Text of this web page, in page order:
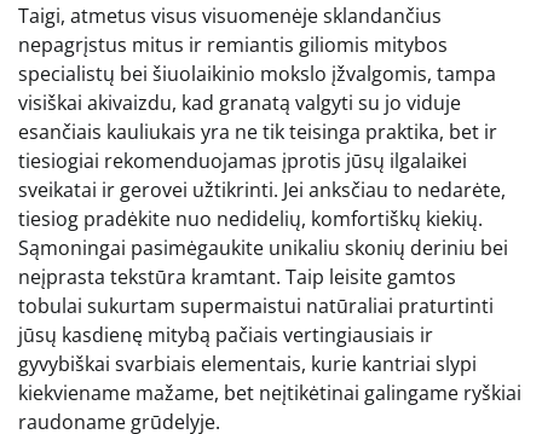
Taigi, atmetus visus visuomenėje sklandančius
nepagrįstus mitus ir remiantis giliomis mitybos
specialistų bei šiuolaikinio mokslo įžvalgomis, tampa
visiškai akivaizdu, kad granatą valgyti su jo viduje
esančiais kauliukais yra ne tik teisinga praktika, bet ir
tiesiogiai rekomenduojamas įprotis jūsų ilgalaikei
sveikatai ir gerovei užtikrinti. Jei anksčiau to nedarėte,
tiesiog pradėkite nuo nedidelių, komfortiškų kiekių.
Sąmoningai pasimėgaukite unikaliu skonių deriniu bei
neįprasta tekstūra kramtant. Taip leisite gamtos
tobulai sukurtam supermaistui natūraliai praturtinti
jūsų kasdienę mitybą pačiais vertingiausiais ir
gyvybiškai svarbiais elementais, kurie kantriai slypi
kiekviename mažame, bet neįtikėtinai galingame ryškiai
raudoname grūdelyje.